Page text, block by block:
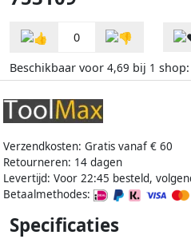
0
Beschikbaar voor 4,69 bij 1 shop:
Verzendkosten: Gratis vanaf € 60
Retourneren: 14 dagen
Levertijd: Voor 22:45 besteld,
Betaalmethodes:
Specificaties